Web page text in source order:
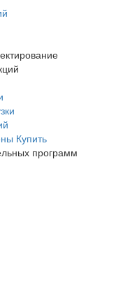
Купить
программ